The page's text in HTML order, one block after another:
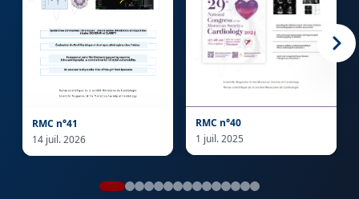
RMC n°41
14 juil. 2026
RMC n°40
1 juil. 2025